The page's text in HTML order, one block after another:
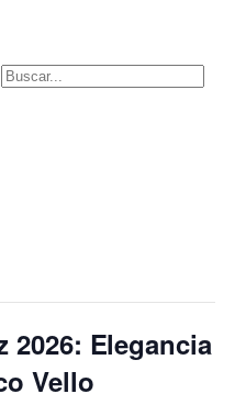
Buscar
2026: Elegancia
Vello